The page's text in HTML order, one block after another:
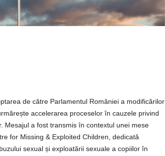
de către Parlamentul României a modificărilor
accelerarea proceselor în cauzele privind
Mesajul a fost transmis în contextul unei mese
for Missing & Exploited Children, dedicată
sexual și exploatării sexuale a copiilor în